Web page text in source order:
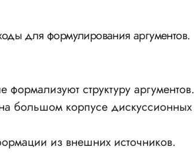
для формулирования аргументов.
структуру аргументов.
большом корпусе дискуссионных
из внешних источников.